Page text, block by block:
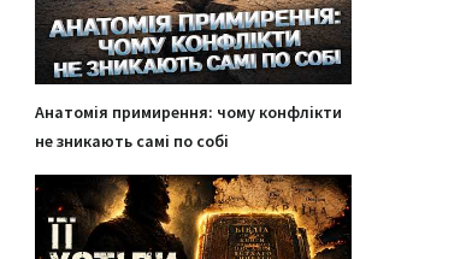
Анатомія примирення: чому конфлікти
не зникають самі по собі